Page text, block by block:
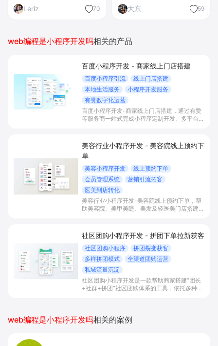
Leriz 70
大东
59
web编程是小程序开发吗相关的产品
百度小程序开发 - 商家线上门店搭建
百度小程序引流
线上门店搭建
本地生活服务
小程序开发服务
有赞数字化运营
百度小程序开发-商家线上门店搭建，通过有赞
等服务商一站式完成小程序定制开发、多平台联
提升到店与下单转化。
美容行业小程序开发 - 美容院线上预约下
单
美容小程序开发
线上预约下单
会员管理系统
营销引流拓客
医美到店转化
美容行业小程序开发-美容院线上预约下单，帮
助美容院、美甲美睫、美发及轻医美门店搭建线
引流拓客、提升到店转化和复购。
社区团购小程序开发 - 拼团下单拉新获客
社区团购小程序
拼团裂变获客
多样拼团模式
全渠道团购运营
私域流量沉淀
社区团购小程序开发是一款帮助商家搭建“团长
+社群+拼团”社区团购体系的工具，依托多种拼
web编程是小程序开发吗相关的案例